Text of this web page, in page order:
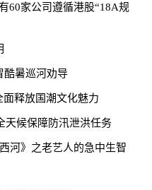
60家公司遵循港股“18A规
酷暑巡河劝导
释放国潮文化魅力
天候保障防汛泄洪任务
河》之老艺人的急中生智